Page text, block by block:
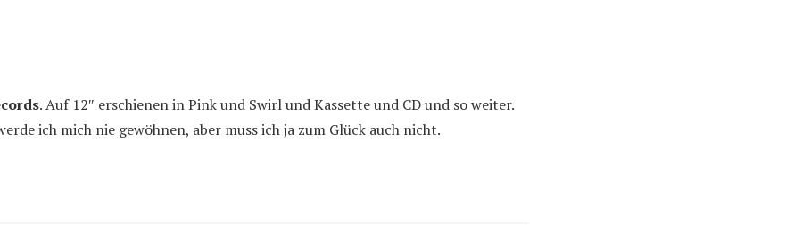
. Auf 12″ erschienen in Pink und Swirl und Kassette und CD und so weiter.
ich mich nie gewöhnen, aber muss ich ja zum Glück auch nicht.